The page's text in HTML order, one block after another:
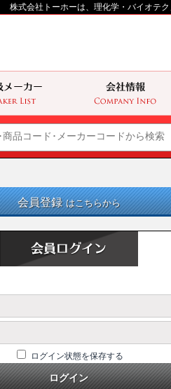
株式会社トーホーは、理化学・バイオテ
会員登録 はこちらから
ログイン状態を保存する
ログイン